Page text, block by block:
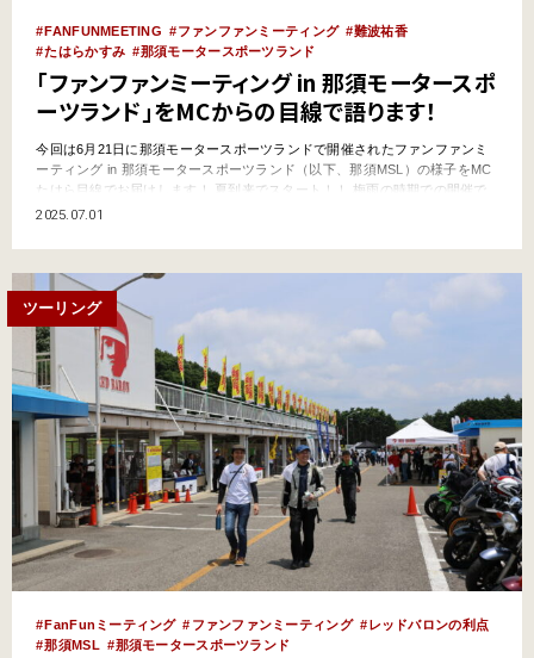
FANFUNMEETING ファンファンミーティング
難波祐香
たはらかすみ
那須モータースポーツランド
「ファンファンミーティング in 那須モータースポ
ーツランド」をMCからの目線で語ります！
今回は6月21日に那須モータースポーツランドで開催されたファンファンミ
ーティング in 那須モータースポーツランド（以下、那須MSL）の様子をMC
たはら目線でお届けします！ 夏到来でスタート！！ 梅雨の時期での開催で
したが、今回は終日晴れていて夏の暑さのようにも感じました。そんな暑い
れて、受付から抽選会までスムーズに進まれてい…
2025.07.01
ツーリング
FanFunミーティング ファンファンミーティング
レッドバロンの利点
那須MSL
那須モータースポーツランド